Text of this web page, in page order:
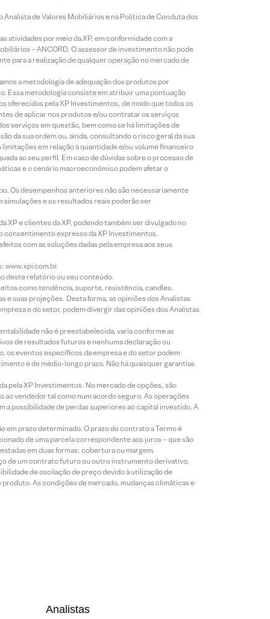
de Valores Mobiliários e na Política de Conduta dos
atividades por meio da XP, em conformidade com a
– ANCORD. O assessor de investimento não pode
para a realização de qualquer operação no mercado de
a metodologia de adequação dos produtos por
Essa metodologia consiste em atribuir uma pontuação
oferecidos pela XP Investimentos, de modo que todos os
de aplicar nos produtos e/ou contratar os serviços
serviços em questão, bem como se há limitações de
da sua ordem ou, ainda, consultando o risco geral da sua
em relação à quantidade e/ou volume financeiro
ao seu perfil. Em caso de dúvidas sobre o processo de
e o cenário macroeconômico podem afetar o
Os desempenhos anteriores não são necessariamente
e os resultados reais poderão ser
e clientes da XP, podendo também ser divulgado no
consentimento expresso da XP Investimentos.
com as soluções dadas pela empresa aos seus
www.xpi.com.br.
deste relatório ou seu conteúdo.
como tendência, suporte, resistência, candles,
e suas projeções. Desta forma, as opiniões dos Analistas
e do setor, podem divergir das opiniões dos Analistas
não é preestabelecida, varia conforme as
de resultados futuros e nenhuma declaração ou
os eventos específicos da empresa e do setor podem
é de médio-longo prazo. Não há quaisquer garantias
pela XP Investimentos. No mercado de opções, são
vendedor tal como num acordo seguro. As operações
possibilidade de perdas superiores ao capital investido. A
em prazo determinado. O prazo do contrato a Termo é
de uma parcela correspondente aos juros – que são
em duas formas: cobertura ou margem.
de um contrato futuro ou outro instrumento derivativo,
de oscilação de preço devido à utilização de
As condições de mercado, mudanças climáticas e
Analistas